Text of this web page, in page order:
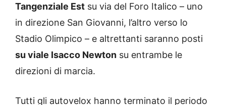
Tangenziale Est su via del Foro Italico – uno
in direzione San Giovanni, l’altro verso lo
Stadio Olimpico – e altrettanti saranno posti
su viale Isacco Newton su entrambe le
direzioni di marcia.
Tutti gli autovelox hanno terminato il periodo